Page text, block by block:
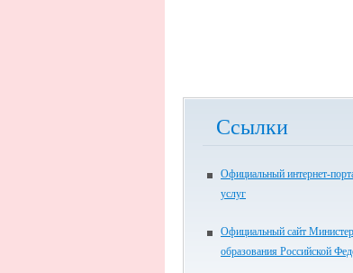
Ссылки
Официальный интернет-
услуг
Официальный сайт
образования Российской